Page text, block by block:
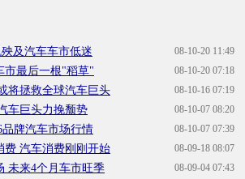
08-10-20 11:49
及汽车车市低迷
08-10-20 07:18
市最后一根"稻草"
08-10-16 07:19
将拯救全球汽车巨头
08-10-07 08:20
车巨头力挽颓势
08-10-07 07:39
牌汽车市场行情
08-09-18 08:07
费 汽车消费刚刚开始
08-09-04 07:43
未来4个月车市旺季